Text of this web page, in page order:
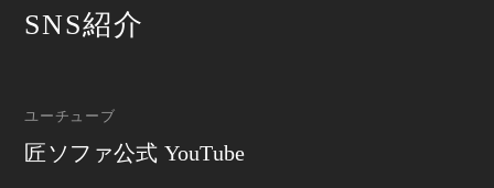
SNS紹介
ユーチューブ
匠ソファ公式 YouTube